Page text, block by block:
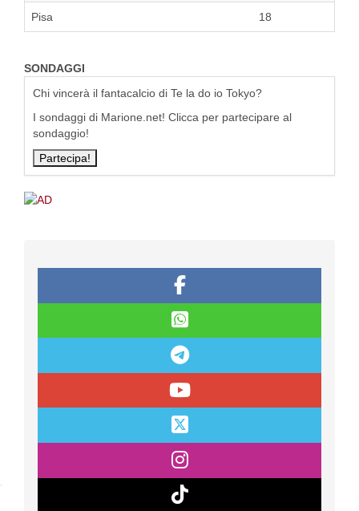
Pisa 18
SONDAGGI
Chi vincerà il fantacalcio di Te la do io Tokyo?
I sondaggi di Marione.net! Clicca per partecipare al
sondaggio!